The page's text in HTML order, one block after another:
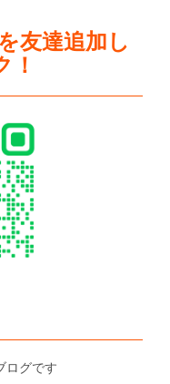
友達追加し
！
グです